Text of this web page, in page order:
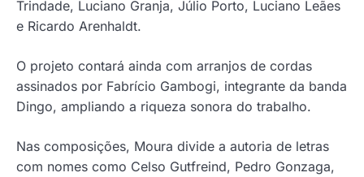
Trindade, Luciano Granja, Júlio Porto, Luciano Leães
e Ricardo Arenhaldt.
O projeto contará ainda com arranjos de cordas
assinados por Fabrício Gambogi, integrante da banda
Dingo, ampliando a riqueza sonora do trabalho.
Nas composições, Moura divide a autoria de letras
com nomes como Celso Gutfreind, Pedro Gonzaga,